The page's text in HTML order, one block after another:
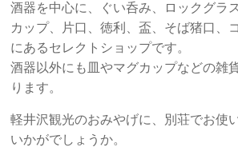
酒器を中心に、ぐい呑み、ロックグラ
カップ、片口、徳利、盃、そば猪口、
にあるセレクトショップです。
酒器以外にも皿やマグカップなどの雑
ります。
軽井沢観光のおみやげに、別荘でお使
いかがでしょうか。